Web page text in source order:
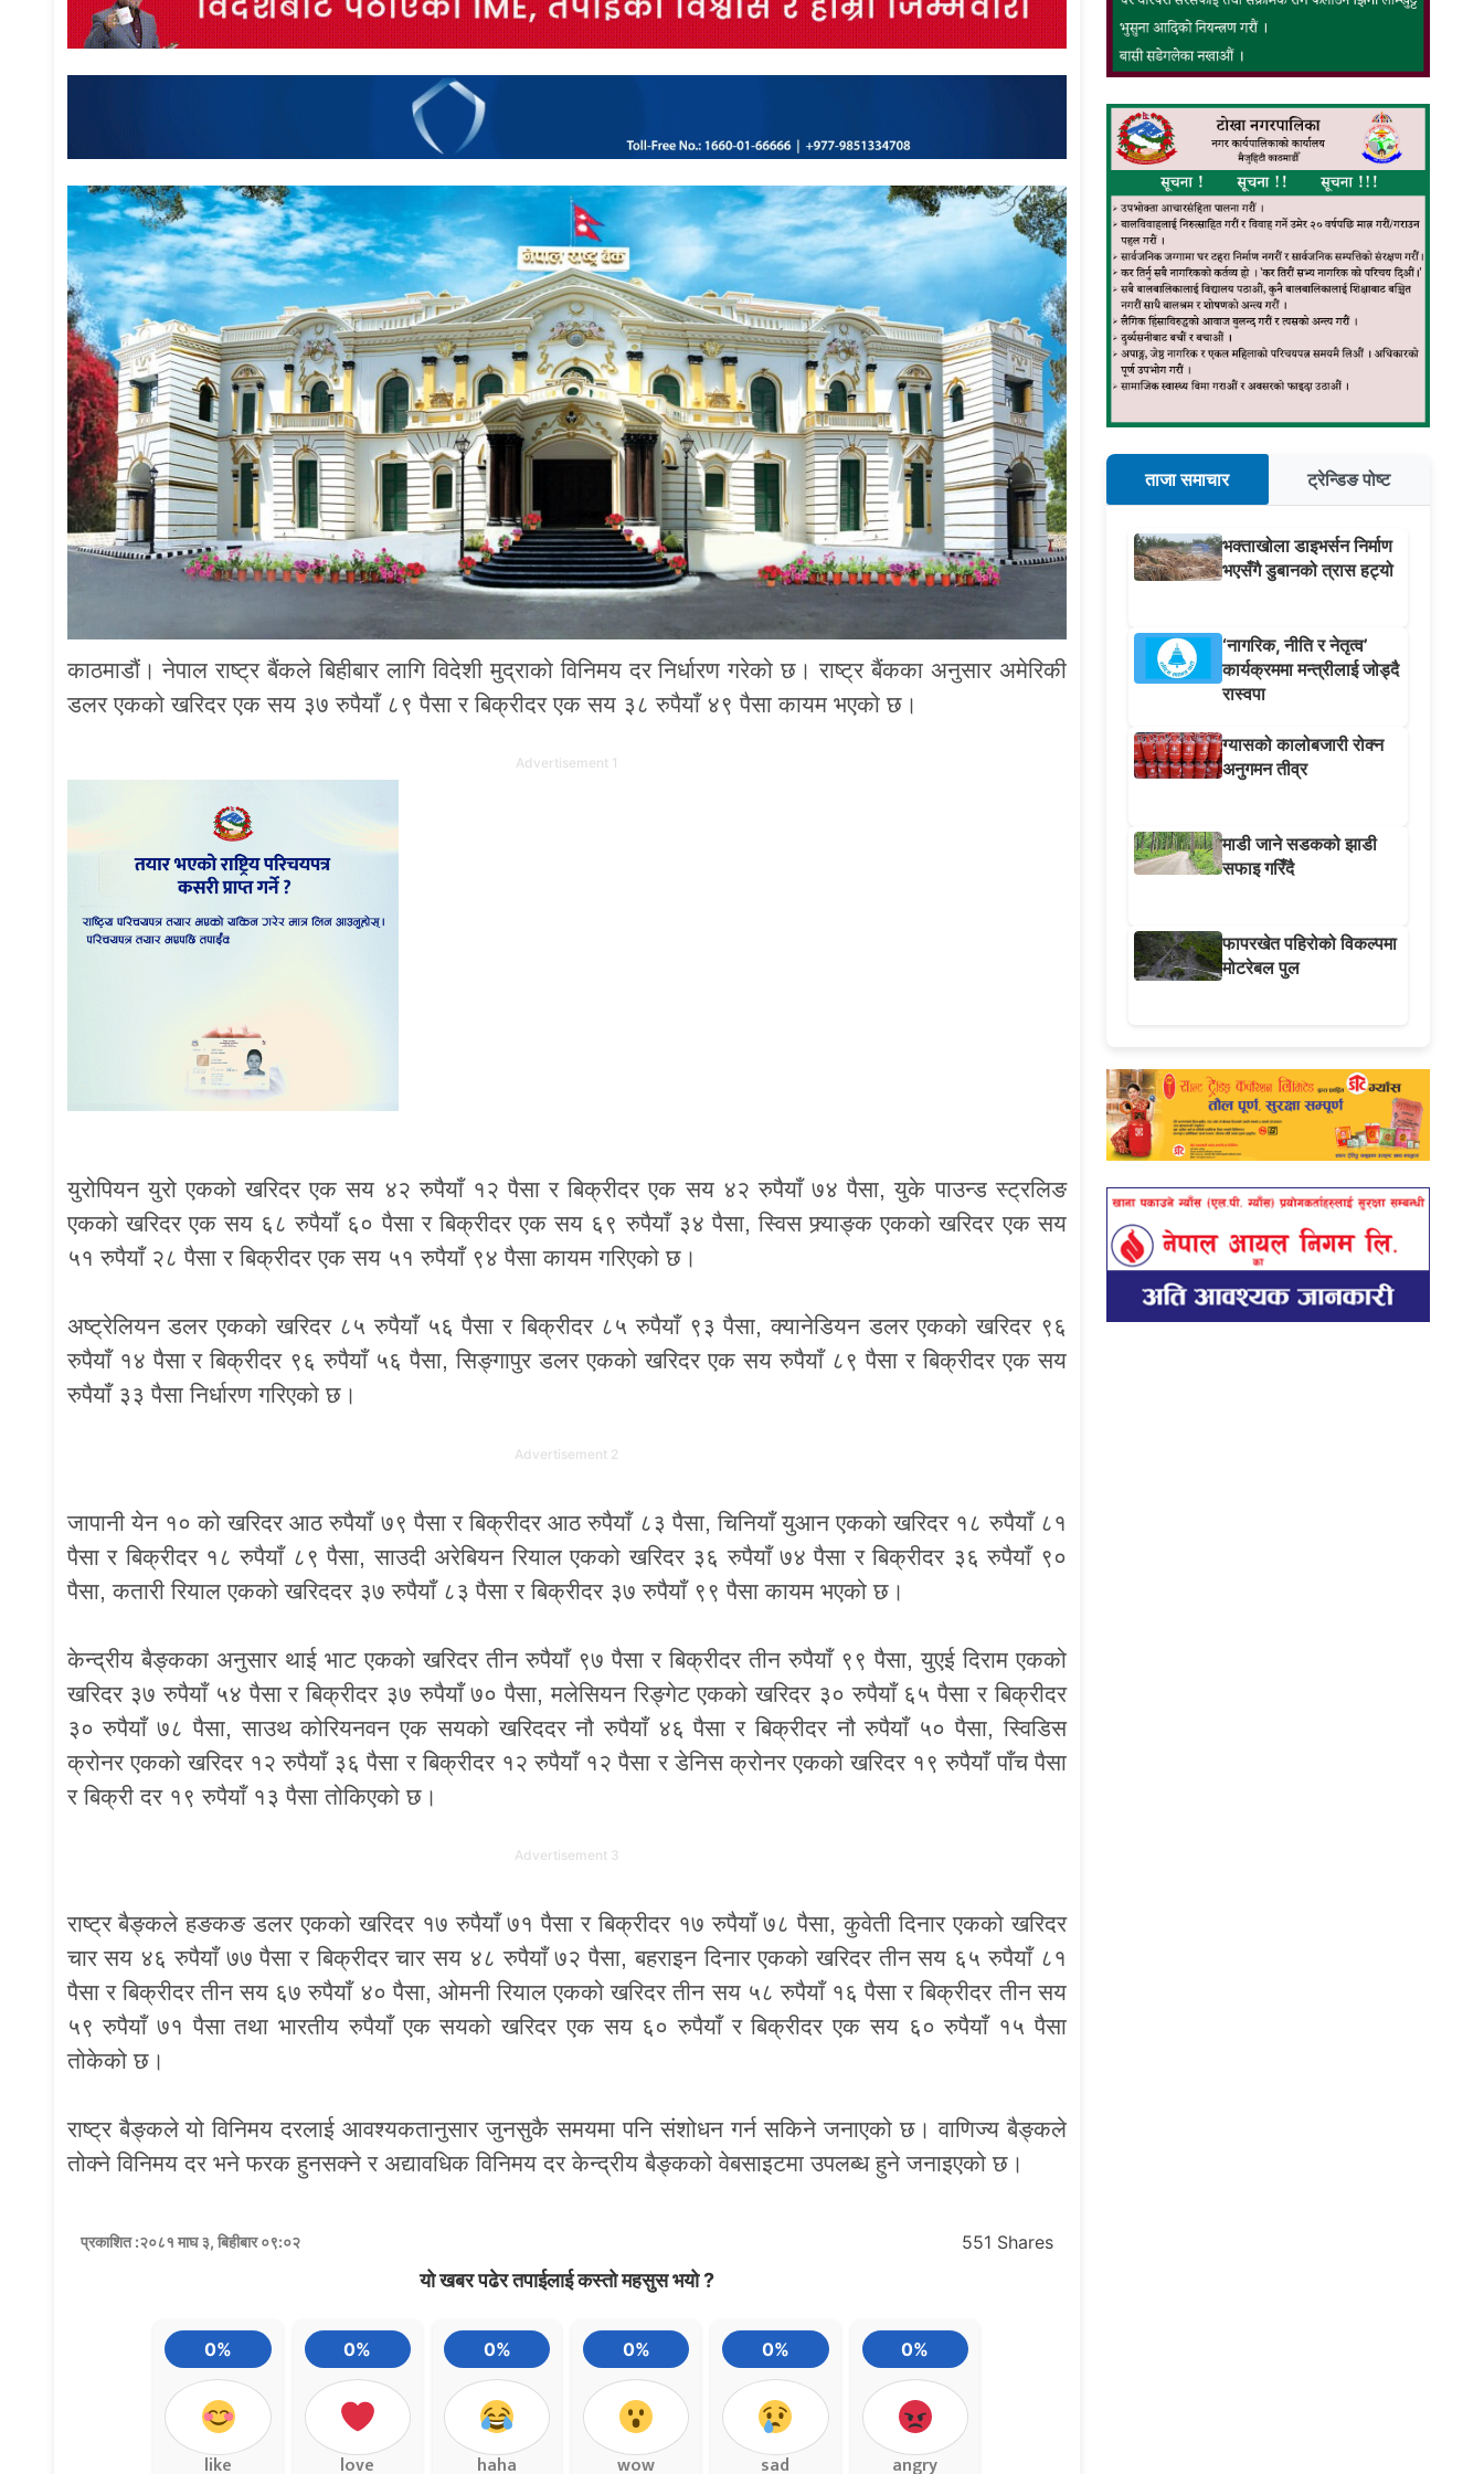
काठमाडौं। नेपाल राष्ट्र बैंकले बिहीबार लागि विदेशी मुद्राको विनिमय दर निर्धारण गरेको छ। राष्ट्र बैंकका अनुसार अमेरिकी
डलर एकको खरिदर एक सय ३७ रुपैयाँ ८९ पैसा र बिक्रीदर एक सय ३८ रुपैयाँ ४९ पैसा कायम भएको छ।
Advertisement 1
युरोपियन युरो एकको खरिदर एक सय ४२ रुपैयाँ १२ पैसा र बिक्रीदर एक सय ४२ रुपैयाँ ७४ पैसा, युके पाउन्ड स्ट्रलिङ
एकको खरिदर एक सय ६८ रुपैयाँ ६० पैसा र बिक्रीदर एक सय ६९ रुपैयाँ ३४ पैसा, स्विस फ्र्याङ्क एकको खरिदर एक सय
५१ रुपैयाँ २८ पैसा र बिक्रीदर एक सय ५१ रुपैयाँ ९४ पैसा कायम गरिएको छ।
अष्ट्रेलियन डलर एकको खरिदर ८५ रुपैयाँ ५६ पैसा र बिक्रीदर ८५ रुपैयाँ ९३ पैसा, क्यानेडियन डलर एकको खरिदर ९६
रुपैयाँ १४ पैसा र बिक्रीदर ९६ रुपैयाँ ५६ पैसा, सिङ्गापुर डलर एकको खरिदर एक सय रुपैयाँ ८९ पैसा र बिक्रीदर एक सय
रुपैयाँ ३३ पैसा निर्धारण गरिएको छ।
Advertisement 2
जापानी येन १० को खरिदर आठ रुपैयाँ ७९ पैसा र बिक्रीदर आठ रुपैयाँ ८३ पैसा, चिनियाँ युआन एकको खरिदर १८ रुपैयाँ ८१
पैसा र बिक्रीदर १८ रुपैयाँ ८९ पैसा, साउदी अरेबियन रियाल एकको खरिदर ३६ रुपैयाँ ७४ पैसा र बिक्रीदर ३६ रुपैयाँ ९०
पैसा, कतारी रियाल एकको खरिददर ३७ रुपैयाँ ८३ पैसा र बिक्रीदर ३७ रुपैयाँ ९९ पैसा कायम भएको छ।
केन्द्रीय बैङ्कका अनुसार थाई भाट एकको खरिदर तीन रुपैयाँ ९७ पैसा र बिक्रीदर तीन रुपैयाँ ९९ पैसा, युएई दिराम एकको
खरिदर ३७ रुपैयाँ ५४ पैसा र बिक्रीदर ३७ रुपैयाँ ७० पैसा, मलेसियन रिङ्गेट एकको खरिदर ३० रुपैयाँ ६५ पैसा र बिक्रीदर
३० रुपैयाँ ७८ पैसा, साउथ कोरियनवन एक सयको खरिददर नौ रुपैयाँ ४६ पैसा र बिक्रीदर नौ रुपैयाँ ५० पैसा, स्विडिस
क्रोनर एकको खरिदर १२ रुपैयाँ ३६ पैसा र बिक्रीदर १२ रुपैयाँ १२ पैसा र डेनिस क्रोनर एकको खरिदर १९ रुपैयाँ पाँच पैसा
र बिक्री दर १९ रुपैयाँ १३ पैसा तोकिएको छ।
Advertisement 3
राष्ट्र बैङ्कले हङकङ डलर एकको खरिदर १७ रुपैयाँ ७१ पैसा र बिक्रीदर १७ रुपैयाँ ७८ पैसा, कुवेती दिनार एकको खरिदर
चार सय ४६ रुपैयाँ ७७ पैसा र बिक्रीदर चार सय ४८ रुपैयाँ ७२ पैसा, बहराइन दिनार एकको खरिदर तीन सय ६५ रुपैयाँ ८१
पैसा र बिक्रीदर तीन सय ६७ रुपैयाँ ४० पैसा, ओमनी रियाल एकको खरिदर तीन सय ५८ रुपैयाँ १६ पैसा र बिक्रीदर तीन सय
५९ रुपैयाँ ७१ पैसा तथा भारतीय रुपैयाँ एक सयको खरिदर एक सय ६० रुपैयाँ र बिक्रीदर एक सय ६० रुपैयाँ १५ पैसा
तोकेको छ।
राष्ट्र बैङ्कले यो विनिमय दरलाई आवश्यकतानुसार जुनसुकै समयमा पनि संशोधन गर्न सकिने जनाएको छ। वाणिज्य बैङ्कले
तोक्ने विनिमय दर भने फरक हुनसक्ने र अद्यावधिक विनिमय दर केन्द्रीय बैङ्कको वेबसाइटमा उपलब्ध हुने जनाइएको छ।
प्रकाशित :२०८१ माघ ३, बिहीबार ०९:०२ 551 Shares
यो खबर पढेर तपाईलाई कस्तो महसुस भयो ?
0%
like
0%
love
0%
haha
0%
wow
0%
sad
0%
angry
ताजा समाचार ट्रेन्डिङ पोष्ट
भक्ताखोला डाइभर्सन निर्माण
भएसँगै डुबानको त्रास हट्यो
‘नागरिक, नीति र नेतृत्व’
कार्यक्रममा मन्त्रीलाई जोड्दै
रास्वपा
ग्यासको कालोबजारी रोक्न
अनुगमन तीव्र
माडी जाने सडकको झाडी
सफाइ गरिँदै
फापरखेत पहिरोको विकल्पमा
मोटरेबल पुल